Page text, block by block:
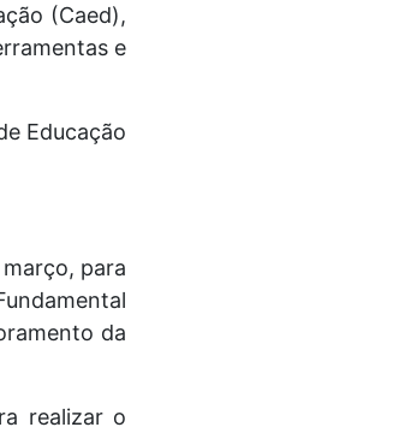
(Caed),
e
Educação
para
da
realizar o